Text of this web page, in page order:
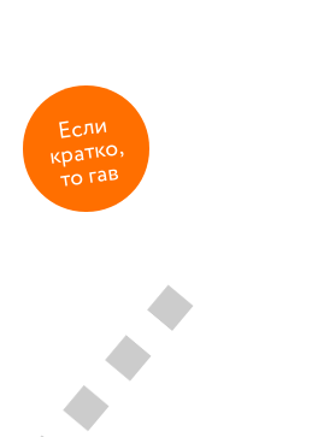
Если
кратко,
то гав